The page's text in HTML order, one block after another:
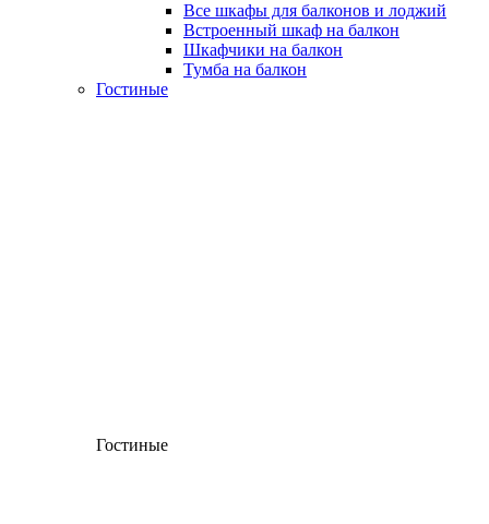
Все шкафы для балконов и лоджий
Встроенный шкаф на балкон
Шкафчики на балкон
Тумба на балкон
Гостиные
Гостиные